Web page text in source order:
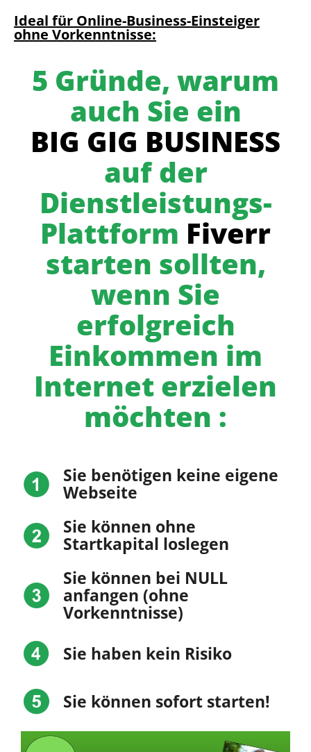
Ideal für Online-Business-Einsteiger
ohne Vorkenntnisse:
5 Gründe, warum
auch Sie ein
BIG GIG BUSINESS
auf der
Dienstleistungs-
Plattform Fiverr
starten sollten,
wenn Sie
erfolgreich
Einkommen im
Internet erzielen
möchten :
Sie benötigen keine eigene
Webseite
Sie können ohne
Startkapital loslegen
Sie können bei NULL
anfangen (ohne
Vorkenntnisse)
Sie haben kein Risiko
Sie können sofort starten!